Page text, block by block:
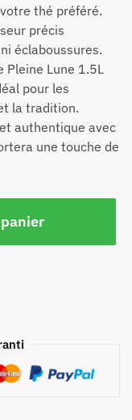
thé préféré.
précis
éclaboussures.
Pleine Lune 1.5L
pour les
la tradition.
authentique avec
une touche de